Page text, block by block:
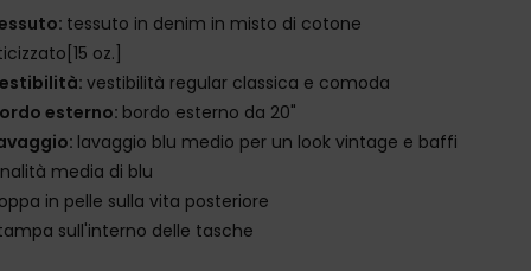
tessuto in denim in misto di cotone
oz.]
vestibilità regular classica e comoda
esterno: bordo esterno da 20"
lavaggio blu medio per un look vintage e baffi
media di blu
in pelle sulla vita posteriore
sull'interno delle tasche